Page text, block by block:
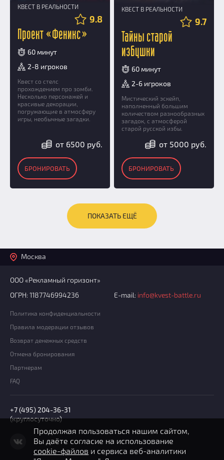
КВЕСТ В РЕАЛЬНОСТИ
9.8
Проект «Феникс»
60 минут
2-8 игроков
Квест со стелс
прохождением про зомби.
Несколько персонажей и
красивые декорации,
погружающие в атмосферу
игры, необычные загадки.
от 6500 руб.
БРОНИРОВАТЬ
КВЕСТ В РЕАЛЬНОСТИ
9.7
Тайны старой
избушки
60 минут
2-6 игроков
Мистический эскейп,
наполненный большим
количеством разнообразных
загадок, с атмосферой
старой русской избы.
от 5000 руб.
БРОНИРОВАТЬ
ПОКАЗАТЬ ЕЩЁ
Москва
ООО «Рекламный горизонт»
ОГРН: 1187746994236
E-mail: info@kvest-battle.ru
Политика конфиденциальности
Правила модерации отзывов
Возврат денежных средств
Отмена бронирования
Партнерам
FAQ
+7 (495) 204-36-31
(круглосуточно)
Продолжая пользоваться нашим сайтом,
Вы даёте согласие на использование
cookie-файлов и сервиса веб-аналитики